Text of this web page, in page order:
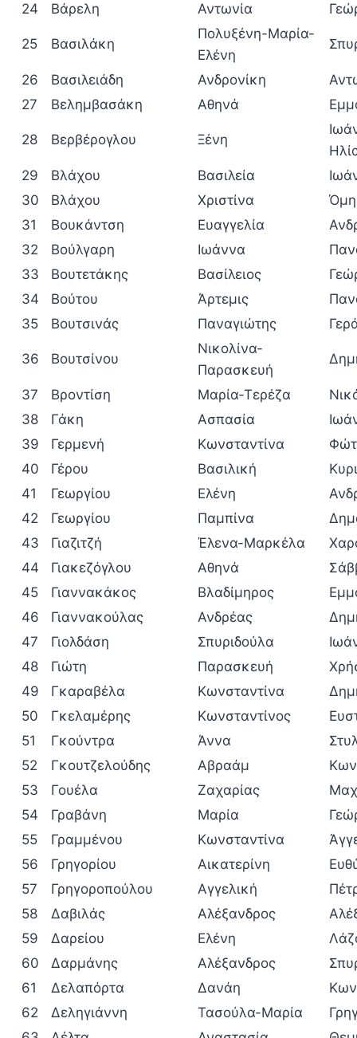
24
Βάρελη Αντωνία
25 Βασιλάκη
Πολυξένη-Μαρία-
Ελένη
26 Βασιλειάδη Ανδρονίκη
27
Βελημβασάκη Αθηνά
28 Βερβέρογλου Ξένη
29
Βλάχου Βασιλεία
30
Βλάχου Χριστίνα
31
Βουκάντση Ευαγγελία
32
Βούλγαρη Ιωάννα
33
Βουτετάκης Βασίλειος
34
Βούτου Άρτεμις
35
Βουτσινάς Παναγιώτης
36 Βουτσίνου
Νικολίνα-
Παρασκευή
37 Βροντίση Μαρία-Τερέζα
38
Γάκη Ασπασία
39
Γερμενή Κωνσταντίνα
40
Γέρου Βασιλική
41
Γεωργίου Ελένη
42
Γεωργίου Παμπίνα
43
Γιαζιτζή Έλενα-Μαρκέλα
44
Γιακεζόγλου Αθηνά
45
Γιαννακάκος Βλαδίμηρος
46
Γιαννακούλας Ανδρέας
47
Γιολδάση Σπυριδούλα
48
Γιώτη Παρασκευή
49
Γκαραβέλα Κωνσταντίνα
50
Γκελαμέρης Κωνσταντίνος
51
Γκούντρα Άννα
52
Γκουτζελούδης Αβραάμ
53
Γουέλα Ζαχαρίας
54
Γραβάνη Μαρία
55
Γραμμένου Κωνσταντίνα
56
Γρηγορίου Αικατερίνη
57
Γρηγοροπούλου Αγγελική
58
Δαβιλάς Αλέξανδρος
59
Δαρείου Ελένη
60
Δαρμάνης Αλέξανδρος
61
Δελαπόρτα Δανάη
62
Δεληγιάννη Τασούλα-Μαρία